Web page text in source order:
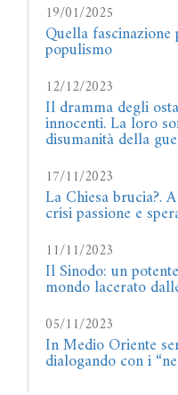
19/01/2025
Quella
populismo
12/12/2023
Il dramma degli
innocenti. La loro
disumanità della
17/11/2023
La Chiesa brucia?.
crisi passione e
11/11/2023
Il Sinodo: un
mondo lacerato
05/11/2023
In Medio Oriente
dialogando con i